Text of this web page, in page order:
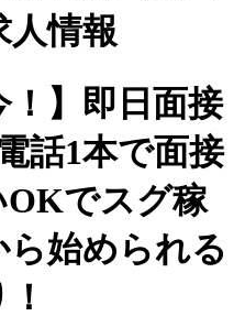
人情報
！】即日面接
話1本で面接
でスグ稼
始められる